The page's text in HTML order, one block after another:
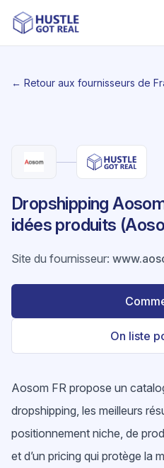
← Retour aux fournisseurs de
Dropshipping
idées produits
Site du fournisseur:
On liste
Aosom FR propose un
dropshipping, les meilleurs
positionnement niche, de
et d’un pricing qui protège la